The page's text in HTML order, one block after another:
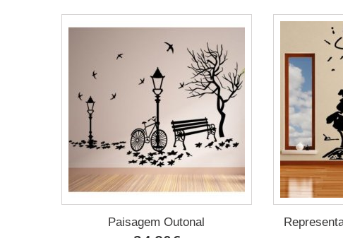
Paisagem Outonal